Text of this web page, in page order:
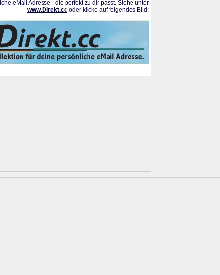
eMail Adresse - die perfekt zu dir passt. Siehe unter
www.Direkt.cc oder klicke auf folgendes Bild: